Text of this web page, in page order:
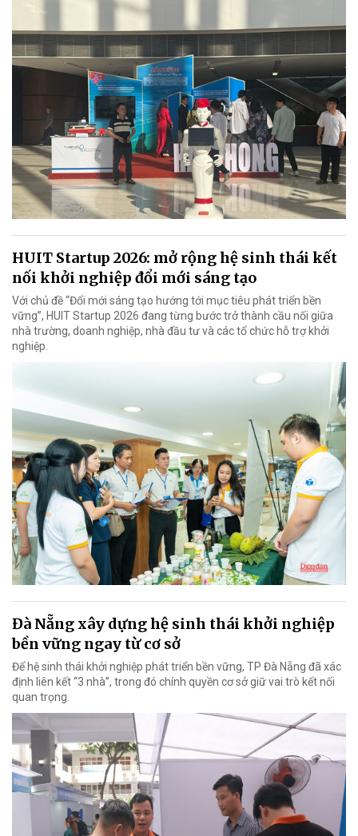
HUIT Startup 2026: mở rộng hệ sinh thái kết
nối khởi nghiệp đổi mới sáng tạo
Với chủ đề “Đổi mới sáng tạo hướng tới mục tiêu phát triển bền
vững”, HUIT Startup 2026 đang từng bước trở thành cầu nối giữa
nhà trường, doanh nghiệp, nhà đầu tư và các tổ chức hỗ trợ khởi
nghiệp.
Đà Nẵng xây dựng hệ sinh thái khởi nghiệp
bền vững ngay từ cơ sở
Để hệ sinh thái khởi nghiệp phát triển bền vững, TP Đà Nẵng đã xác
định liên kết “3 nhà”, trong đó chính quyền cơ sở giữ vai trò kết nối
quan trọng.